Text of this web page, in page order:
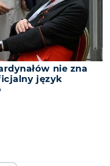
nie zna
język